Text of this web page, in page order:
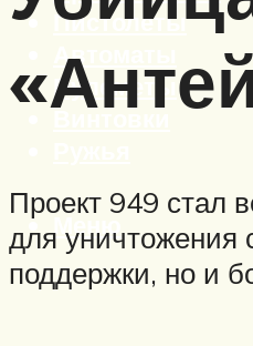
Пистолеты
Автоматы
Пулеметы
Винтовки
Меню
Проект 949 стал
для уничтожения
поддержки, но и